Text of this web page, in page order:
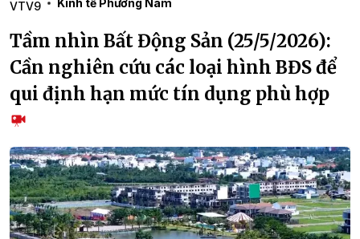
VTV9 Kinh tế Phương Nam
Tầm nhìn Bất Động Sản (25/5/2026):
Cần nghiên cứu các loại hình BĐS để
qui định hạn mức tín dụng phù hợp